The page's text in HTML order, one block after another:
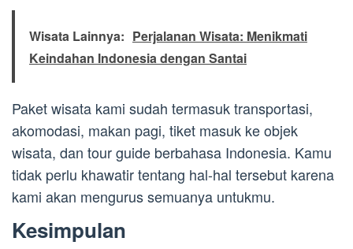
Wisata Lainnya: Perjalanan Wisata: Menikmati
Keindahan Indonesia dengan Santai
Paket wisata kami sudah termasuk transportasi,
akomodasi, makan pagi, tiket masuk ke objek
wisata, dan tour guide berbahasa Indonesia. Kamu
tidak perlu khawatir tentang hal-hal tersebut karena
kami akan mengurus semuanya untukmu.
Kesimpulan